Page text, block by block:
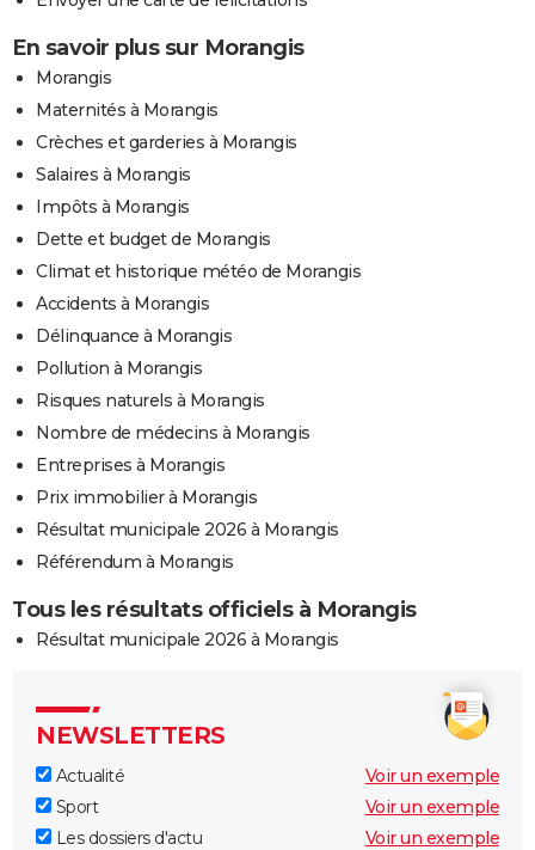
En savoir plus sur Morangis
Morangis
Maternités à Morangis
Crèches et garderies à Morangis
Salaires à Morangis
Impôts à Morangis
Dette et budget de Morangis
Climat et historique météo de Morangis
Accidents à Morangis
Délinquance à Morangis
Pollution à Morangis
Risques naturels à Morangis
Nombre de médecins à Morangis
Entreprises à Morangis
Prix immobilier à Morangis
Résultat municipale 2026 à Morangis
Référendum à Morangis
Tous les résultats officiels à Morangis
Résultat municipale 2026 à Morangis
NEWSLETTERS
Actualité
Voir un exemple
Sport
Voir un exemple
Les dossiers d'actu
Voir un exemple